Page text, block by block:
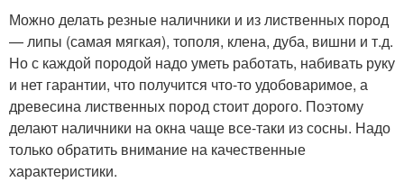
Можно делать резные наличники и из лиственных пород
— липы (самая мягкая), тополя, клена, дуба, вишни и т.д.
Но с каждой породой надо уметь работать, набивать руку
и нет гарантии, что получится что-то удобоваримое, а
древесина лиственных пород стоит дорого. Поэтому
делают наличники на окна чаще все-таки из сосны. Надо
только обратить внимание на качественные
характеристики.